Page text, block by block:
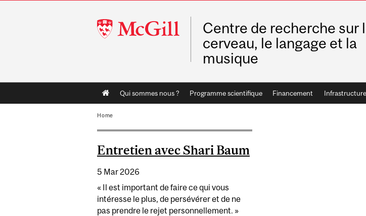
McGill
University
Centre de recherche sur
cerveau, le langage et la
musique
Main
navigation
Qui sommes nous ? Programme scientifique Financement
Home
Entretien avec Shari Baum
5 Mar 2026
« Il est important de faire ce qui vous
intéresse le plus, de persévérer et de ne
pas prendre le rejet personnellement. »